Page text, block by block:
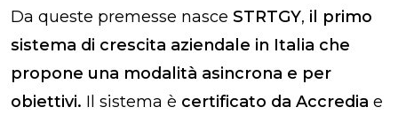
Da queste premesse nasce STRTGY, il primo
sistema di crescita aziendale in Italia che
propone una modalità asincrona e per
obiettivi. Il sistema è certificato da Accredia e